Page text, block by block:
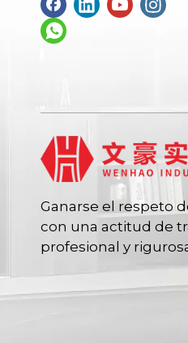
Ganarse el respeto
con una actitud de
profesional y